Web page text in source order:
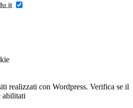
realizzati con Wordpress. Verifica se il
abilitati